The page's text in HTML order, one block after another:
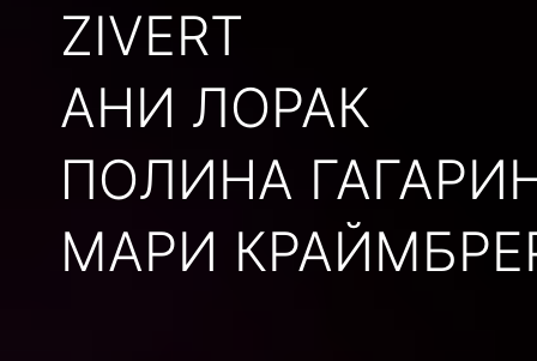
ZIVERT
АНИ ЛОРАК
ПОЛИНА
МАРИ